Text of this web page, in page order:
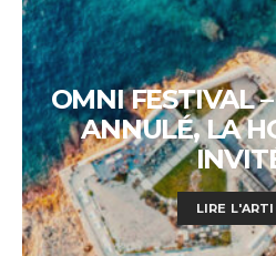
OMNI FESTIVAL
ANNULÉ, LA
LIRE